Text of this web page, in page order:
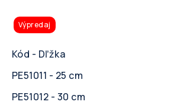
Výpredaj
Kód - Dľžka
PE51011 - 25 cm
PE51012 - 30 cm